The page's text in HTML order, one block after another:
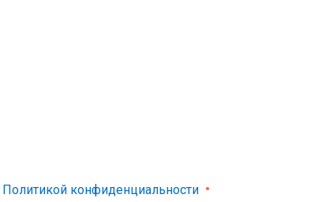
Политикой конфиденциальности